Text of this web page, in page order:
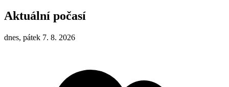
Aktuální počasí
dnes, pátek 7. 8. 2026